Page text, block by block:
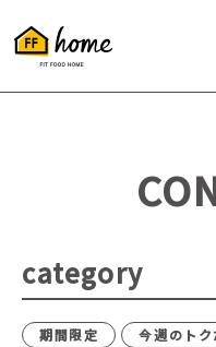
category
期間限定 今週のトク